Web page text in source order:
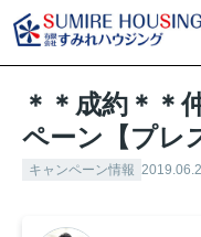
＊＊成約＊＊
ペーン【プレ
キャンペーン情報